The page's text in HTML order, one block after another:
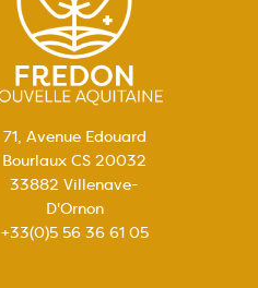
71, Avenue Edouard
Bourlaux CS 20032
33882 Villenave-
D'Ornon
+33(0)5 56 36 61 05